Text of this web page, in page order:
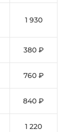
1 930
380 ₽
760 ₽
840 ₽
1 220